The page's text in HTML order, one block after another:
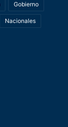
Gobierno
Nacionales